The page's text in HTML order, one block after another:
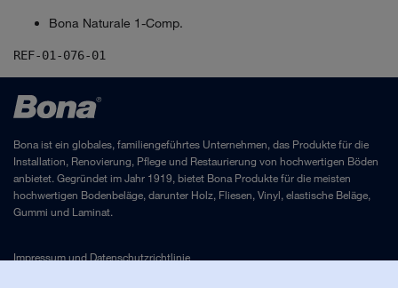
Bona Naturale 1-Comp.
REF-01-076-01
Bona ist ein globales, familiengeführtes Unternehmen, das Produkte für die
Installation, Renovierung, Pflege und Restaurierung von hochwertigen Böden
anbietet. Gegründet im Jahr 1919, bietet Bona Produkte für die meisten
hochwertigen Bodenbeläge, darunter Holz, Fliesen, Vinyl, elastische Beläge,
Gummi und Laminat.
Impressumund Datenschutzrichtlinie